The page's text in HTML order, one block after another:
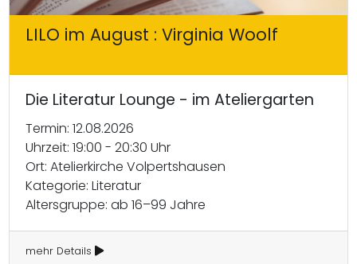
LILO im August : Virginia Woolf
Die Literatur Lounge - im Ateliergarten
Termin: 12.08.2026
Uhrzeit: 19:00 - 20:30 Uhr
Ort: Atelierkirche Volpertshausen
Kategorie: Literatur
Altersgruppe: ab 16–99 Jahre
mehr Details